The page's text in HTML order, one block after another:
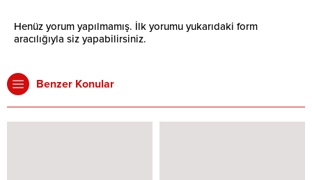
Henüz yorum yapılmamış. İlk yorumu yukarıdaki form
aracılığıyla siz yapabilirsiniz.
Benzer Konular